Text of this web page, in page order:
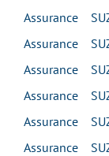
Assurance
Assurance
Assurance
Assurance
Assurance
Assurance